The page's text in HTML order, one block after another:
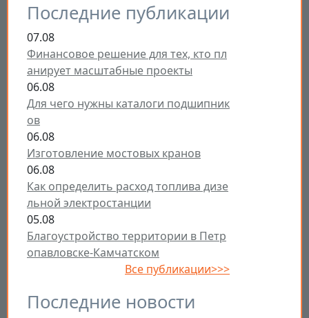
Последние публикации
07.08
Финансовое решение для тех, кто пл
анирует масштабные проекты
06.08
Для чего нужны каталоги подшипник
ов
06.08
Изготовление мостовых кранов
06.08
Как определить расход топлива дизе
льной электростанции
05.08
Благоустройство территории в Петр
опавловске-Камчатском
Все публикации>>>
Последние новости